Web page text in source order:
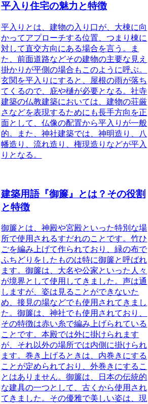
平入り住宅の魅力と特徴
平入りとは、建物の入り口が、大棟に向
かってアプローチする位置、つまり棟に
対して直交方向にある場合を言う。ま
た、前面道路などその建物の主要な見え
掛かりが平側の場合もこのように呼ぶ。
玄関を平入りにすると、屋根の雨が落ち
てくるので、庇や樋が必要となる。社寺
建築の仏教建築においては、建物の荘厳
さなどを表現するためにも長手方向を正
面として、仏像の配置から平入りが一般
的。また、神社建築では、神明造り、八
幡造り、流れ造り、権現造りなどが平入
りとなる。
建築用語『御簾』とは？その役割
と特徴
御簾とは、神殿や宮殿といった特別な場
所で使用されるすだれのことです。竹ひ
ごを編み上げて作られており、緑の布で
ふちどりをしたものは特に御簾と呼ばれ
ます。御簾は、大名や公家といった人々
が境界として使用してきました。声は通
しますが、姿は見ることができないた
め、接見の場などでも使用されてきまし
た。御簾は、神社でも使用されており、
その特徴は赤い糸で編み上げられている
ことです。本殿では外に掛けられます
が、それ以外の場所では内側に掛けられ
ます。巻き上げるときは、内巻きにする
ことが定められており、外巻きにするこ
とはありません。御簾は、日本の伝統的
な建具の一つとして、古くから使用され
てきました 。その優雅で美しい姿は、現